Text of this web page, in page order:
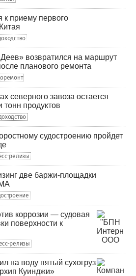
к приему первого
возвратился на маршрут
планового ремонта
северного завоза остается
тонн продуктов
судостроению пройдет
релизы
две баржи-площадки
коррозии — судовая
поверхности к
релизы
на воду пятый сухогруз
Куинджи»